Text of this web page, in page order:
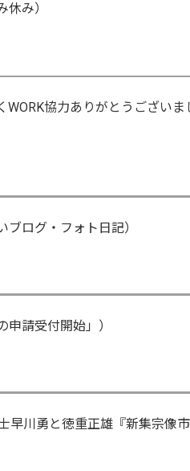
み）
協力ありがとうございま
ログ・フォト日記）
請受付開始」）
早川勇と徳重正雄『新集宗像市